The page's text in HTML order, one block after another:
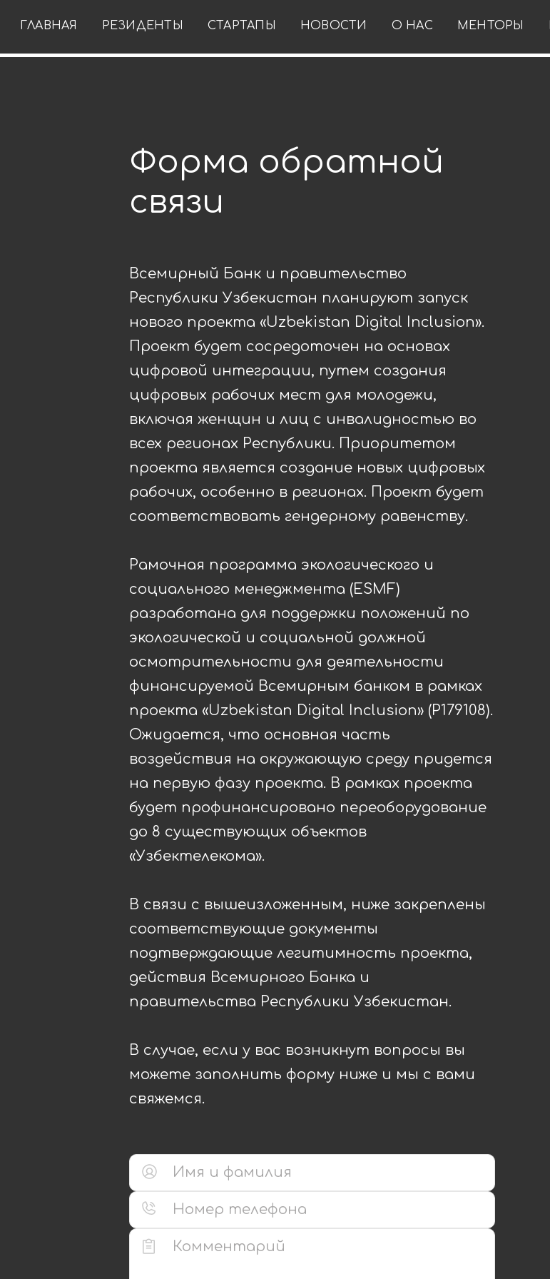
ГЛАВНАЯ РЕЗИДЕНТЫ СТАРТАПЫ НОВОСТИ О НАС МЕНТОРЫ
Форма обратной
связи
Всемирный Банк и правительство
Республики Узбекистан планируют запуск
нового проекта «Uzbekistan Digital Inclusion».
Проект будет сосредоточен на основах
цифровой интеграции, путем создания
цифровых рабочих мест для молодежи,
включая женщин и лиц с инвалидностью во
всех регионах Республики. Приоритетом
проекта является создание новых цифровых
рабочих, особенно в регионах. Проект будет
соответствовать гендерному равенству.
Рамочная программа экологического и
социального менеджмента (ESMF)
разработана для поддержки положений по
экологической и социальной должной
осмотрительности для деятельности
финансируемой Всемирным банком в рамках
проекта «Uzbekistan Digital Inclusion» (P179108).
Ожидается, что основная часть
воздействия на окружающую среду придется
на первую фазу проекта. В рамках проекта
будет профинансировано переоборудование
до 8 существующих объектов
«Узбектелекома».
В связи с вышеизложенным, ниже закреплены
соответствующие документы
подтверждающие легитимность проекта,
действия Всемирного Банка и
правительства Республики Узбекистан.
В случае, если у вас возникнут вопросы вы
можете заполнить форму ниже и мы с вами
свяжемся.